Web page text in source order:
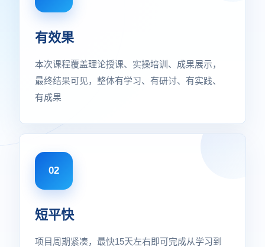
有效果
本次课程覆盖理论授课、实操培训、成果展示，
最终结果可见，整体有学习、有研讨、有实践、
有成果
02
短平快
项目周期紧凑，最快15天左右即可完成从学习到